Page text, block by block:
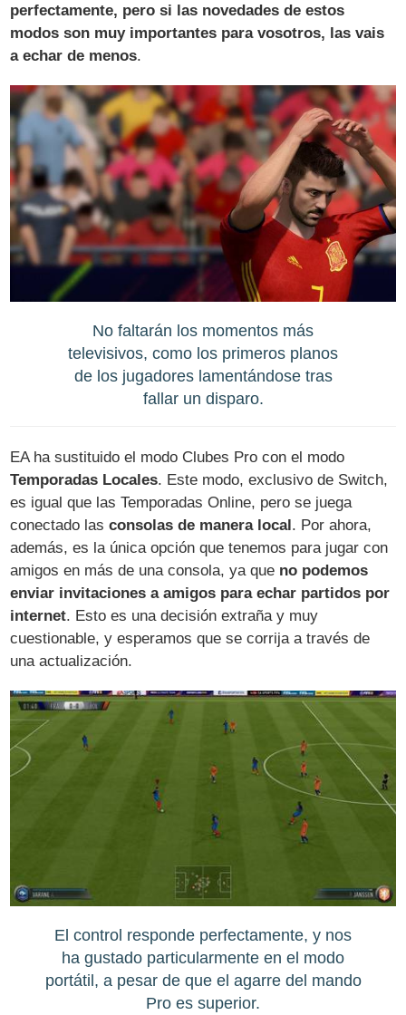
perfectamente, pero si las novedades de estos
modos son muy importantes para vosotros, las vais
a echar de menos.
No faltarán los momentos más
televisivos, como los primeros planos
de los jugadores lamentándose tras
fallar un disparo.
EA ha sustituido el modo Clubes Pro con el modo
Temporadas Locales. Este modo, exclusivo de Switch,
es igual que las Temporadas Online, pero se juega
conectado lasconsolas de manera local. Por ahora,
además, es la única opción que tenemos para jugar con
amigos en más de una consola, ya que no podemos
enviar invitaciones a amigos para echar partidos por
internet. Esto es una decisión extraña y muy
cuestionable, y esperamos que se corrija a través de
una actualización.
El control responde perfectamente, y nos
ha gustado particularmente en el modo
portátil, a pesar de que el agarre del mando
Pro es superior.